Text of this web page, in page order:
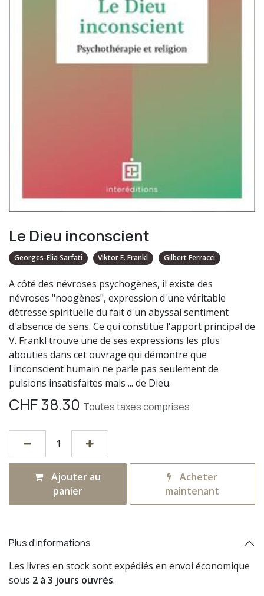
Le Dieu inconscient
Georges-Elia Sarfati Viktor E. Frankl Gilbert Ferracci
A côté des névroses psychogènes, il existe des
névroses "noogènes", expression d'une véritable
détresse spirituelle du fait d'un abyssal sentiment
d'absence de sens. Ce qui constitue l'apport principal de
V. Frankl trouve une de ses expressions les plus
abouties dans cet ouvrage qui démontre que
l'inconscient humain ne parle pas seulement de
pulsions insatisfaites mais ... de Dieu.
CHF38.30 Toutes taxes comprises
Ajouter au
panier
Acheter
maintenant
Plus d'informations
Les livres en stock sont expédiés en envoi économique
sous 2 à 3 jours ouvrés.